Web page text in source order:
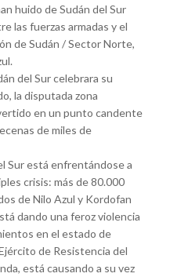
huido de Sudán del Sur
las fuerzas armadas y el
de Sudán / Sector Norte,
del Sur celebrara su
la disputada zona
en un punto candente
de miles de
Sur está enfrentándose a
crisis: más de 80.000
de Nilo Azul y Kordofan
dando una feroz violencia
en el estado de
de Resistencia del
está causando a su vez